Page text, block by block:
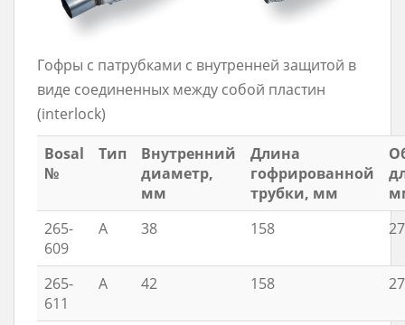
Гофры с патрубками с внутренней защитой в
виде соединенных между собой пластин
(interlock)
Bosal
№
Тип
Внутренний
диаметр,
мм
Длина
гофрированной
трубки, мм
265-
609
A 38 158
265-
611
A 42 158